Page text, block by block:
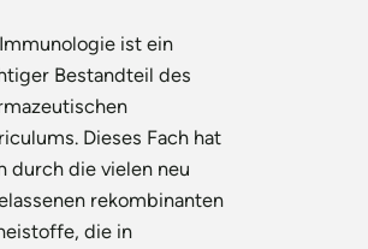
ist ein
Bestandteil des
Dieses Fach hat
durch die vielen neu
rekombinanten
die in